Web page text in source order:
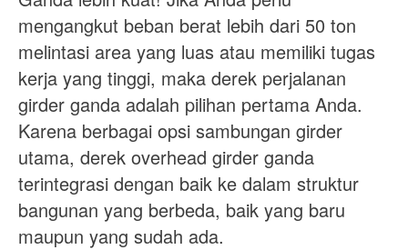
mengangkut beban berat lebih dari 50 ton
melintasi area yang luas atau memiliki tugas
kerja yang tinggi, maka derek perjalanan
girder ganda adalah pilihan pertama Anda.
Karena berbagai opsi sambungan girder
utama, derek overhead girder ganda
terintegrasi dengan baik ke dalam struktur
bangunan yang berbeda, baik yang baru
maupun yang sudah ada.